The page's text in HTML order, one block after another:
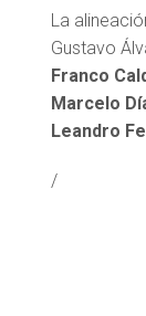
La
Gustavo
Franco
Marcelo
Leandro
/